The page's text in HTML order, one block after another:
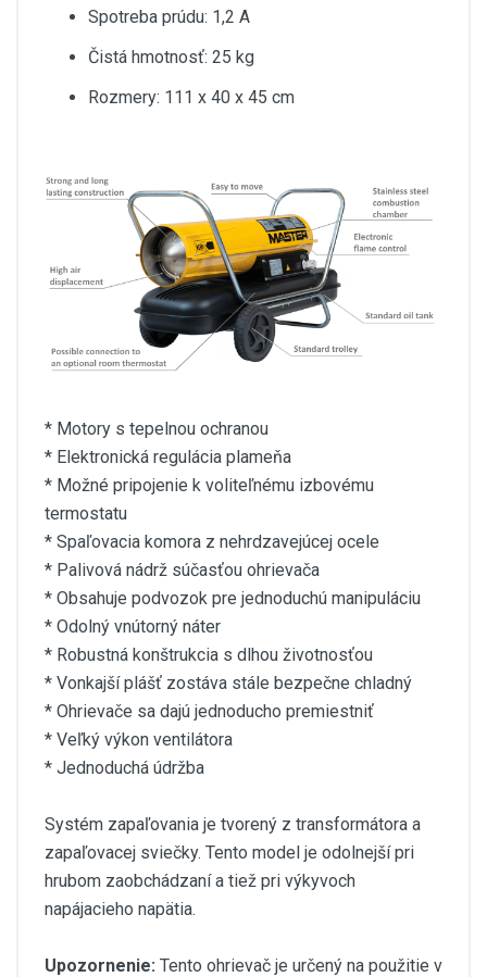
Spotreba prúdu: 1,2 A
Čistá hmotnosť: 25 kg
Rozmery: 111 x 40 x 45 cm
* Motory s tepelnou ochranou
* Elektronická regulácia plameňa
* Možné pripojenie k voliteľnému izbovému
termostatu
* Spaľovacia komora z nehrdzavejúcej ocele
* Palivová nádrž súčasťou ohrievača
* Obsahuje podvozok pre jednoduchú manipuláciu
* Odolný vnútorný náter
* Robustná konštrukcia s dlhou životnosťou
* Vonkajší plášť zostáva stále bezpečne chladný
* Ohrievače sa dajú jednoducho premiestniť
* Veľký výkon ventilátora
* Jednoduchá údržba
Systém zapaľovania je tvorený z transformátora a
zapaľovacej sviečky. Tento model je odolnejší pri
hrubom zaobchádzaní a tiež pri výkyvoch
napájacieho napätia.
Upozornenie: Tento ohrievač je určený na použitie v